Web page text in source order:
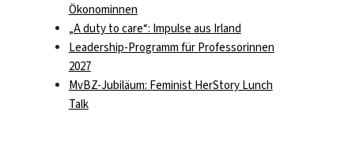
Ökonominnen
„A duty to care“: Impulse aus Irland
Leadership-Programm für Professorinnen
2027
MvBZ-Jubiläum: Feminist HerStory Lunch
Talk